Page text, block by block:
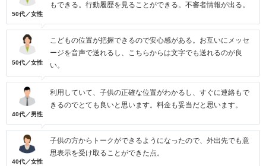
50代／女性
もできる。行動履歴を見ることができる。不審者情報が出る。
50代／女性
こどもの位置が把握できるので安心感がある。お互いにメッセ
ージを音声で送れるし、こちらからは文字でも送れるのが良
い。
40代／男性
利用していて、子供の正確な位置がわかるし、すぐに連絡もで
きるのでとても良いと思います。料金も妥当だと思います。
40代／女性
子供の方からトークができるようになったので、外出先でも意
思表示を受け取ることができた点。